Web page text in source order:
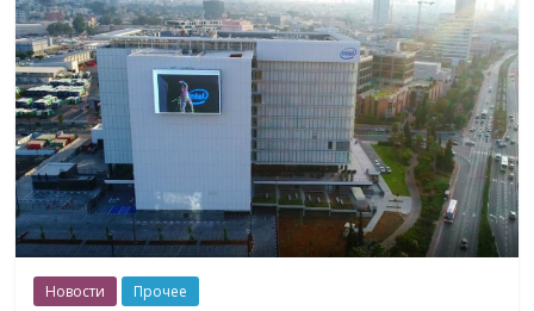
Новости Прочее